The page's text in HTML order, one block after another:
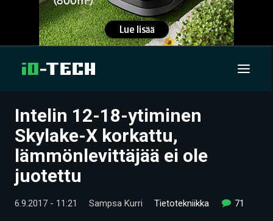
UUTISET
ARTIKKELIT
VIDEOT
TECHBBS
Intelin 12-18-ytiminen
Skylake-X korkattu,
lämmönlevittäjää ei ole
juotettu
6.9.2017 - 11:21 Sampsa Kurri Tietotekniikka 71